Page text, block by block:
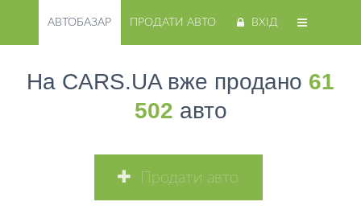
АВТОБАЗАР ПРОДАТИ АВТО ВХІД
На CARS.UA вже продано 61
502 авто
Продати авто